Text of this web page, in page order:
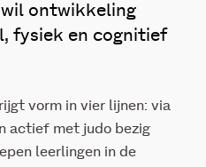
ontwikkeling
fysiek en cognitief
vorm in vier lijnen: via
actief met judo bezig
leerlingen in de